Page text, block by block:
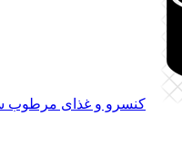
کنسرو و غذای